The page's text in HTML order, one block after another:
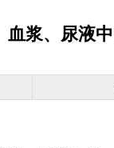
血浆、尿液